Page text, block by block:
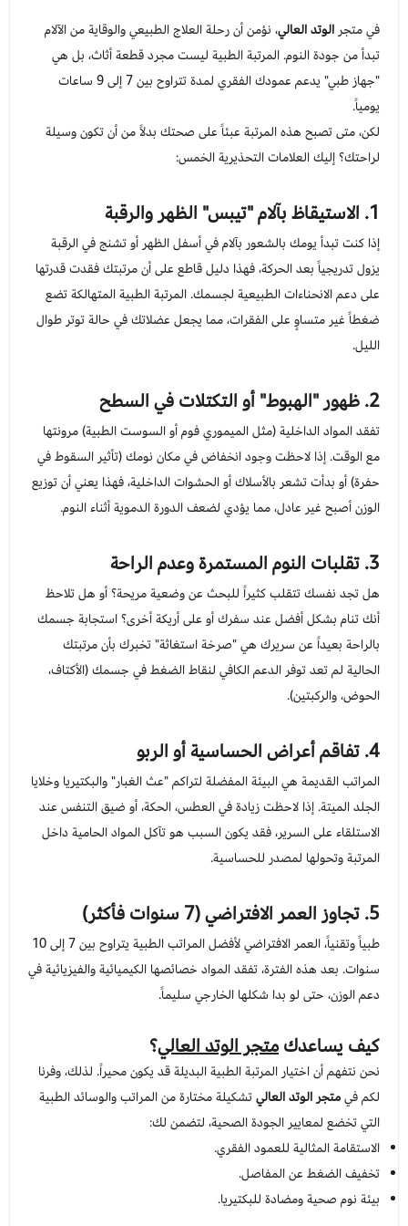
المستلزمات الجراحية
عدسات يومية
عرض الكل
العناية بالحواجب
مستلزمات المكياج
Orthodontics
Temporary Materials & Crwon Bridge
Cement & Linear
Prevention& Oral Hygiene
X-ray
Students Training & Instruments
في متجر الوتد العالي، نؤمن أن رحلة العلاج الطبيعي والوقاية من الآلام
تبدأ من جودة النوم. المرتبة الطبية ليست مجرد قطعة أثاث، بل هي
"جهاز طبي" يدعم عمودك الفقري لمدة تتراوح بين 7 إلى 9 ساعات
يومياً.
لكن، متى تصبح هذه المرتبة عبئاً على صحتك بدلاً من أن تكون وسيلة
لراحتك؟ إليك العلامات التحذيرية الخمس:
1. الاستيقاظ بآلام "تيبس" الظهر والرقبة
إذا كنت تبدأ يومك بالشعور بآلام في أسفل الظهر أو تشنج في الرقبة
يزول تدريجياً بعد الحركة، فهذا دليل قاطع على أن مرتبتك فقدت قدرتها
على دعم الانحناءات الطبيعية لجسمك. المرتبة الطبية المتهالكة تضع
ضغطاً غير متساوٍ على الفقرات، مما يجعل عضلاتك في حالة توتر طوال
الليل.
2. ظهور "الهبوط" أو التكتلات في السطح
تفقد المواد الداخلية (مثل الميموري فوم أو السوست الطبية) مرونتها
مع الوقت. إذا لاحظت وجود انخفاض في مكان نومك (تأثير السقوط في
حفرة) أو بدأت تشعر بالأسلاك أو الحشوات الداخلية، فهذا يعني أن توزيع
الوزن أصبح غير عادل، مما يؤدي لضعف الدورة الدموية أثناء النوم.
3. تقلبات النوم المستمرة وعدم الراحة
هل تجد نفسك تتقلب كثيراً للبحث عن وضعية مريحة؟ أو هل تلاحظ
أنك تنام بشكل أفضل عند سفرك أو على أريكة أخرى؟ استجابة جسمك
بالراحة بعيداً عن سريرك هي "صرخة استغاثة" تخبرك بأن مرتبتك
الحالية لم تعد توفر الدعم الكافي لنقاط الضغط في جسمك (الأكتاف،
الحوض، والركبتين).
4. تفاقم أعراض الحساسية أو الربو
المراتب القديمة هي البيئة المفضلة لتراكم "عث الغبار" والبكتيريا وخلايا
الجلد الميتة. إذا لاحظت زيادة في العطس، الحكة، أو ضيق التنفس عند
الاستلقاء على السرير، فقد يكون السبب هو تآكل المواد الحامية داخل
المرتبة وتحولها لمصدر للحساسية.
5. تجاوز العمر الافتراضي (7 سنوات فأكثر)
طبياً وتقنياً، العمر الافتراضي لأفضل المراتب الطبية يتراوح بين 7 إلى 10
سنوات. بعد هذه الفترة، تفقد المواد خصائصها الكيميائية والفيزيائية في
دعم الوزن، حتى لو بدا شكلها الخارجي سليماً.
كيف يساعدكمتجر الوتد العالي؟
نحن نتفهم أن اختيار المرتبة الطبية البديلة قد يكون محيراً. لذلك، وفرنا
لكم فيمتجر الوتد العاليتشكيلة مختارة من المراتب والوسائد الطبية
التي تخضع لمعايير الجودة الصحية، لتضمن لك:
الاستقامة المثالية للعمود الفقري.
تخفيف الضغط عن المفاصل.
بيئة نوم صحية ومضادة للبكتيريا.